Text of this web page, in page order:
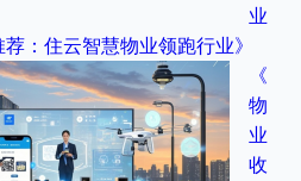
业
：住云智慧物业领跑行业》
《
物
业
收